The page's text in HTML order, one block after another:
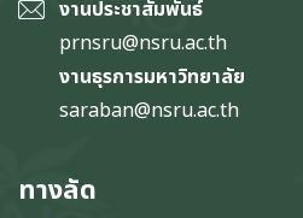
งานประชาสัมพันธ์
prnsru@nsru.ac.th
งานธุรการมหาวิทยาลัย
saraban@nsru.ac.th
ทางลัด